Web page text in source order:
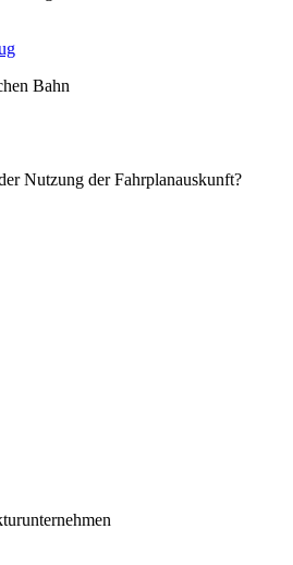
Bahn
Nutzung der Fahrplanauskunft?